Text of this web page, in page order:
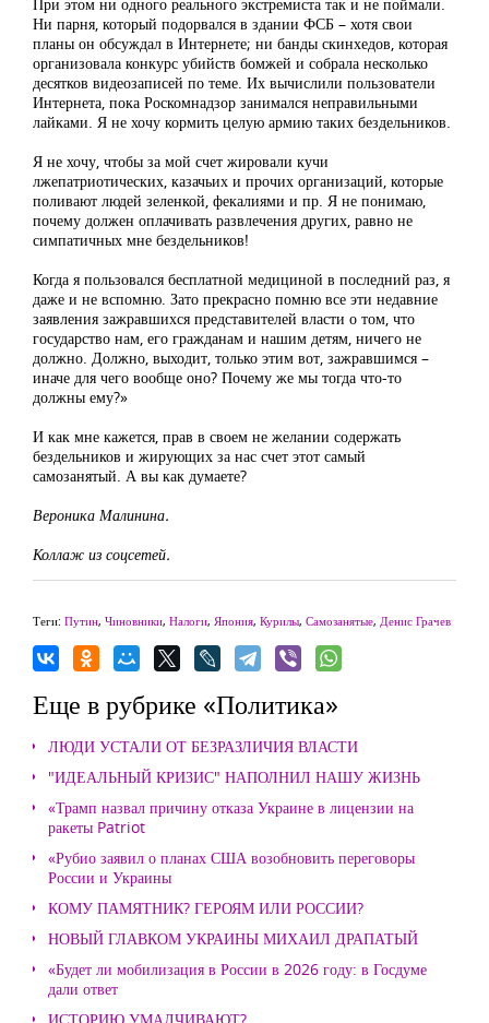
При этом ни одного реального экстремиста так и не поймали.
Ни парня, который подорвался в здании ФСБ – хотя свои
планы он обсуждал в Интернете; ни банды скинхедов, которая
организовала конкурс убийств бомжей и собрала несколько
десятков видеозаписей по теме. Их вычислили пользователи
Интернета, пока Роскомнадзор занимался неправильными
лайками. Я не хочу кормить целую армию таких бездельников.
Я не хочу, чтобы за мой счет жировали кучи
лжепатриотических, казачьих и прочих организаций, которые
поливают людей зеленкой, фекалиями и пр. Я не понимаю,
почему должен оплачивать развлечения других, равно не
симпатичных мне бездельников!
Когда я пользовался бесплатной медициной в последний раз, я
даже и не вспомню. Зато прекрасно помню все эти недавние
заявления зажравшихся представителей власти о том, что
государство нам, его гражданам и нашим детям, ничего не
должно. Должно, выходит, только этим вот, зажравшимся –
иначе для чего вообще оно? Почему же мы тогда что-то
должны ему?»
И как мне кажется, прав в своем не желании содержать
бездельников и жирующих за нас счет этот самый
самозанятый. А вы как думаете?
Вероника Малинина.
Коллаж из соцсетей.
Теги: Путин, Чиновники, Налоги, Япония, Курилы, Самозанятые, Денис Грачев
Еще в рубрике «Политика»
ЛЮДИ УСТАЛИ ОТ БЕЗРАЗЛИЧИЯ ВЛАСТИ
"ИДЕАЛЬНЫЙ КРИЗИС" НАПОЛНИЛ НАШУ ЖИЗНЬ
«Трамп назвал причину отказа Украине в лицензии на
ракеты Patriot
«Рубио заявил о планах США возобновить переговоры
России и Украины
КОМУ ПАМЯТНИК? ГЕРОЯМ ИЛИ РОССИИ?
НОВЫЙ ГЛАВКОМ УКРАИНЫ МИХАИЛ ДРАПАТЫЙ
«Будет ли мобилизация в России в 2026 году: в Госдуме
дали ответ